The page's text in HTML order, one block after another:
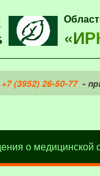
+7 (3952) 26-50-77-
о медицинской